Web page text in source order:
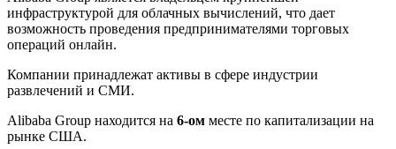
инфраструктурой для облачных вычислений, что дает
возможность проведения предпринимателями торговых
операций онлайн.
Компании принадлежат активы в сфере индустрии
развлечений и СМИ.
Alibaba Group находится на 6-ом месте по капитализации на
рынке США.